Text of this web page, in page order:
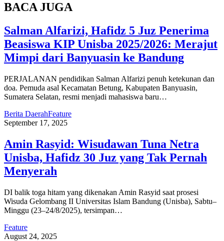
BACA JUGA
Salman Alfarizi, Hafidz 5 Juz Penerima
Beasiswa KIP Unisba 2025/2026: Merajut
Mimpi dari Banyuasin ke Bandung
PERJALANAN pendidikan Salman Alfarizi penuh ketekunan dan
doa. Pemuda asal Kecamatan Betung, Kabupaten Banyuasin,
Sumatera Selatan, resmi menjadi mahasiswa baru…
Berita DaerahFeature
September 17, 2025
Amin Rasyid: Wisudawan Tuna Netra
Unisba, Hafidz 30 Juz yang Tak Pernah
Menyerah
DI balik toga hitam yang dikenakan Amin Rasyid saat prosesi
Wisuda Gelombang II Universitas Islam Bandung (Unisba), Sabtu–
Minggu (23–24/8/2025), tersimpan…
Feature
August 24, 2025